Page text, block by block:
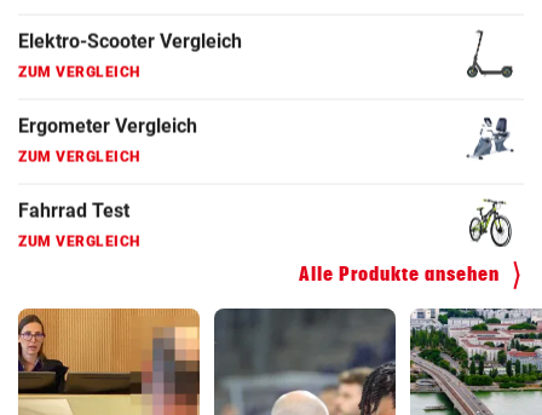
Faszienrolle Vergleich
Hoverboard Vergleich
Kinderfahrrad Vergleich
Alle Produkte ansehen